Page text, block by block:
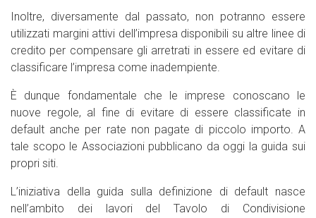
Inoltre, diversamente dal passato, non potranno essere
utilizzati margini attivi dell’impresa disponibili su altre linee di
credito per compensare gli arretrati in essere ed evitare di
classificare l’impresa come inadempiente.
È dunque fondamentale che le imprese conoscano le
nuove regole, al fine di evitare di essere classificate in
default anche per rate non pagate di piccolo importo. A
tale scopo le Associazioni pubblicano da oggi la guida sui
propri siti.
L’iniziativa della guida sulla definizione di default nasce
nell’ambito dei lavori del Tavolo di Condivisione